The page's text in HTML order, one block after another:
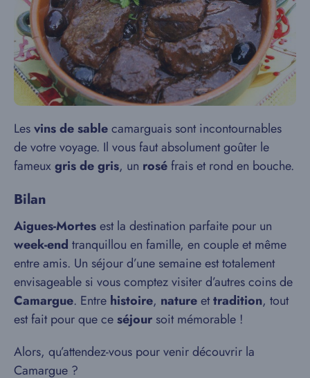
Lesvins de sablecamarguais sont incontournables
de votre voyage. Il vous faut absolument goûter le
fameuxgris de gris, un roséfrais et rond en bouche.
Bilan
Aigues-Mortesest la destination parfaite pour un
week-end tranquillou en famille, en couple et même
entre amis. Un séjour d’une semaine est totalement
envisageable si vous comptez visiter d’autres coins de
Camargue. Entre histoire, natureettradition, tout
est fait pour que ceséjour soit mémorable !
Alors, qu’attendez-vous pour venir découvrir la
Camargue ?